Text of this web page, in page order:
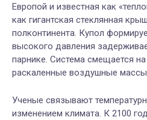
Европой и известная как
как гигантская стеклянная
полконтинента. Купол
высокого давления
парнике. Система смещается
раскаленные воздушные
Ученые связывают
изменением климата. К 2100